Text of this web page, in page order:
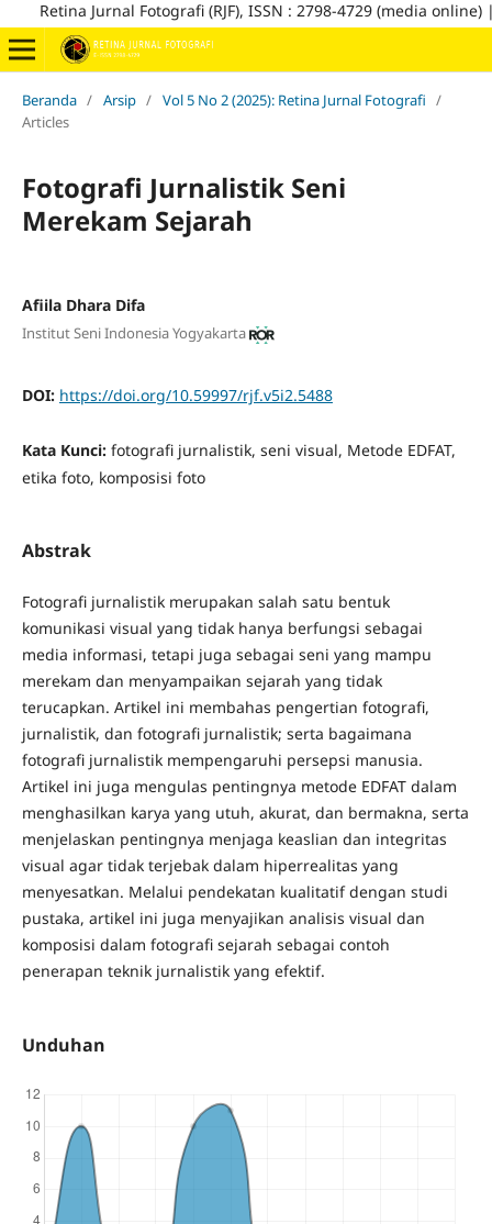
Jurnal Fotografi (RJF), ISSN : 2798-4729 (media online) |
Beranda / Arsip / Vol 5 No 2 (2025): Retina Jurnal Fotografi /
Articles
Fotografi Jurnalistik Seni
Merekam Sejarah
Afiila Dhara Difa
Institut Seni Indonesia Yogyakarta
DOI: https://doi.org/10.59997/rjf.v5i2.5488
Kata Kunci: fotografi jurnalistik, seni visual, Metode EDFAT,
etika foto, komposisi foto
Abstrak
Fotografi jurnalistik merupakan salah satu bentuk
komunikasi visual yang tidak hanya berfungsi sebagai
media informasi, tetapi juga sebagai seni yang mampu
merekam dan menyampaikan sejarah yang tidak
terucapkan. Artikel ini membahas pengertian fotografi,
jurnalistik, dan fotografi jurnalistik; serta bagaimana
fotografi jurnalistik mempengaruhi persepsi manusia.
Artikel ini juga mengulas pentingnya metode EDFAT dalam
menghasilkan karya yang utuh, akurat, dan bermakna, serta
menjelaskan pentingnya menjaga keaslian dan integritas
visual agar tidak terjebak dalam hiperrealitas yang
menyesatkan. Melalui pendekatan kualitatif dengan studi
pustaka, artikel ini juga menyajikan analisis visual dan
komposisi dalam fotografi sejarah sebagai contoh
penerapan teknik jurnalistik yang efektif.
Unduhan